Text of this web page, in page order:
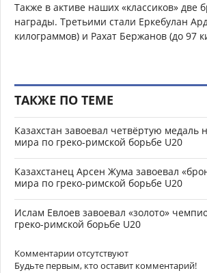
Также в активе наших «классиков» две
награды. Третьими стали Еркебулан
килограммов) и Рахат Бержанов (до 97
ТАКЖЕ ПО ТЕМЕ
Казахстан завоевал четвёртую медаль
мира по греко-римской борьбе U20
Казахстанец Арсен Жума завоевал
мира по греко-римской борьбе U20
Ислам Евлоев завоевал «золото»
греко-римской борьбе U20
Комментарии отсутствуют
Будьте первым, кто оставит комментарий!